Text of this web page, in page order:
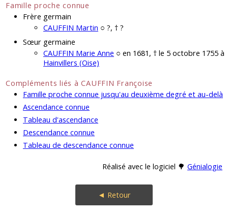
Famille proche connue
Frère germain
CAUFFIN Martin ○ ?, † ?
Sœur germaine
CAUFFIN Marie Anne ○ en 1681, † le 5 octobre 1755 à
Hainvillers (Oise)
Compléments liés à CAUFFIN Françoise
Famille proche connue jusqu'au deuxième degré et au-delà
Ascendance connue
Tableau d'ascendance
Descendance connue
Tableau de descendance connue
Réalisé avec le logiciel 🌳 Génialogie
◄ Retour